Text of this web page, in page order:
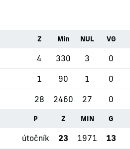
Z Min NUL VG
4 330 3 0
1 90 1 0
28 2460 27 0
P Z MIN G
útočník 23 1971 13